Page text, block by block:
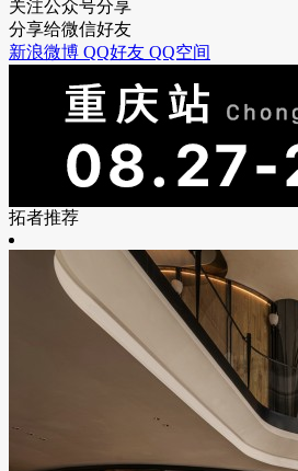
关注公众号分享
分享给微信好友
新浪微博 QQ好友 QQ空间
拓者推荐